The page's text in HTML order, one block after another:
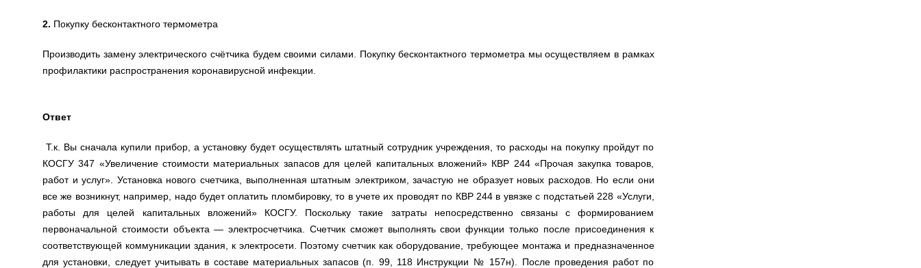
2. Покупку бесконтактного термометра
Производить замену электрического счётчика будем своими силами. Покупку бесконтактного термометра мы осуществляем в рамках
профилактики распространения коронавирусной инфекции.
Ответ
Т.к. Вы сначала купили прибор, а установку будет осуществлять штатный сотрудник учреждения, то расходы на покупку пройдут по
КОСГУ 347 «Увеличение стоимости материальных запасов для целей капитальных вложений» КВР 244 «Прочая закупка товаров,
работ и услуг». Установка нового счетчика, выполненная штатным электриком, зачастую не образует новых расходов. Но если они
все же возникнут, например, надо будет оплатить пломбировку, то в учете их проводят по КВР 244 в увязке с подстатьей 228 «Услуги,
работы для целей капитальных вложений» КОСГУ. Поскольку такие затраты непосредственно связаны с формированием
первоначальной стоимости объекта — электросчетчика. Счетчик сможет выполнять свои функции только после присоединения к
соответствующей коммуникации здания, к электросети. Поэтому счетчик как оборудование, требующее монтажа и предназначенное
для установки, следует учитывать в составе материальных запасов (п. 99, 118 Инструкции № 157н). После проведения работ по